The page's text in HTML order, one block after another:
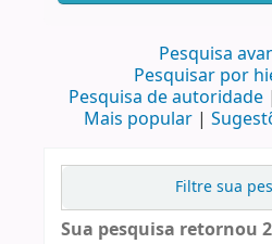
Pesquisa
Pesquisar por
Pesquisa de autoridade
Mais popular
Filtre sua
Sua pesquisa retornou